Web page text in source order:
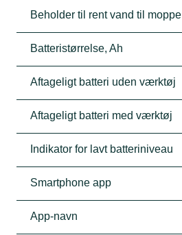
Beholder til rent vand til moppe
Batteristørrelse, Ah
Aftageligt batteri uden værktøj
Aftageligt batteri med værktøj
Indikator for lavt batteriniveau
Smartphone app
App-navn